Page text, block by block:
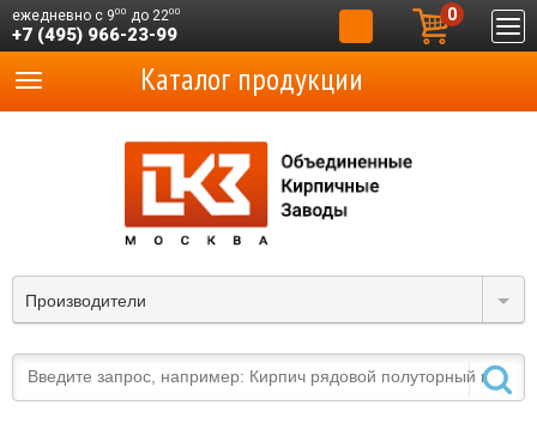
ежедневно с 900 до 2200
+7 (495) 966-23-99
0
Производители
Каталог продукции